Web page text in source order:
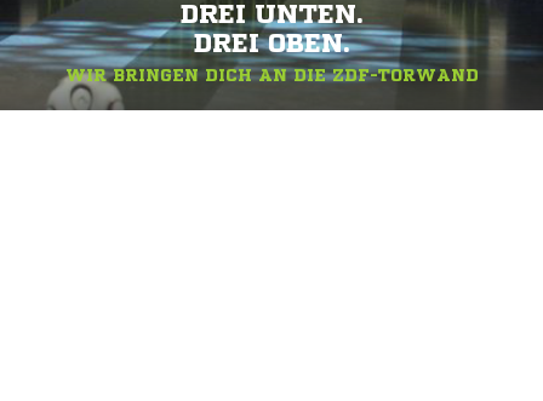
DREI UNTEN.
DREI OBEN.
WIR BRINGEN DICH AN DIE ZDF-TORWAND